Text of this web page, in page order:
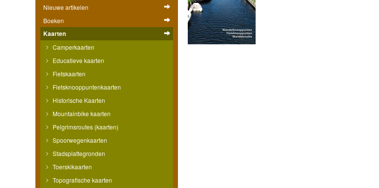
Nieuwe artikelen
Boeken
Kaarten
Camperkaarten
Educatieve kaarten
Fietskaarten
Fietsknooppuntenkaarten
Historische Kaarten
Mountainbike kaarten
Pelgrimsroutes (kaarten)
Spoorwegenkaarten
Stadsplattegronden
Toerskikaarten
Topografische kaarten